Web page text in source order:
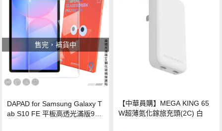
售完，補貨中
DAPAD for Samsung Galaxy T
ab S10 FE 平板高透光滿版9H
【中華員購】MEGA KING 65
W超薄氮化鎵旅充頭(2C) 白